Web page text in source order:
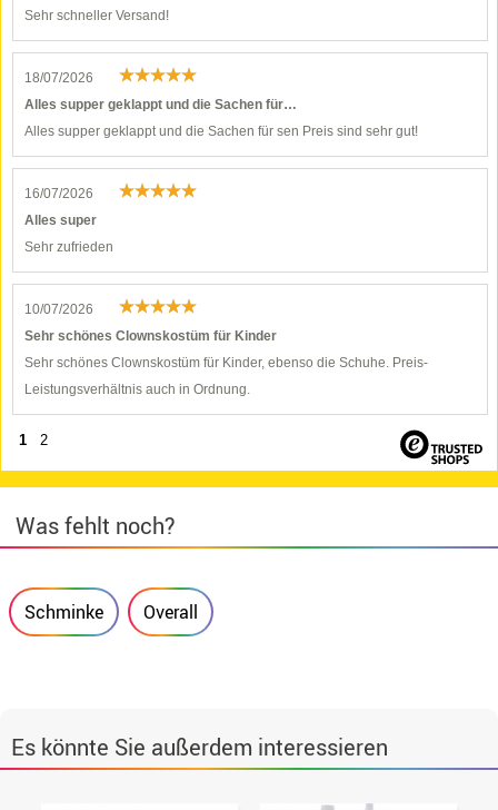
Sehr schneller Versand!
18/07/2026
Alles supper geklappt und die Sachen für…
Alles supper geklappt und die Sachen für sen Preis sind sehr gut!
16/07/2026
Alles super
Sehr zufrieden
10/07/2026
Sehr schönes Clownskostüm für Kinder
Sehr schönes Clownskostüm für Kinder, ebenso die Schuhe. Preis-
Leistungsverhältnis auch in Ordnung.
1 2
Was fehlt noch?
Schminke Overall
Es könnte Sie außerdem interessieren